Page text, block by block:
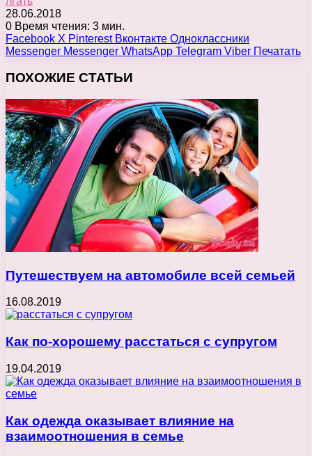
28.06.2018
0 Время чтения: 3 мин.
Facebook X Pinterest Вконтакте Одноклассники
Messenger Messenger WhatsApp Telegram Viber Печатать
ПОХОЖИЕ СТАТЬИ
Путешествуем на автомобиле всей семьей
16.08.2019
Как по-хорошему расстаться с супругом
19.04.2019
Как одежда оказывает влияние на
взаимоотношения в семье